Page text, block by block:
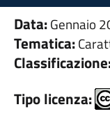
Data:Gennaio
Tematica:
Tipo licenza: